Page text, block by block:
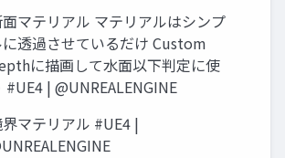
マテリアル マテリアルはシンプ
透過させているだけ Custom
に描画して水面以下判定に使
#UE4 | @UNREALENGINE
マテリアル #UE4 |